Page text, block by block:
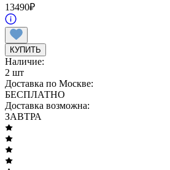
13490₽
КУПИТЬ
Наличие:
2 шт
Доставка по Москве:
БЕСПЛАТНО
Доставка возможна:
ЗАВТРА